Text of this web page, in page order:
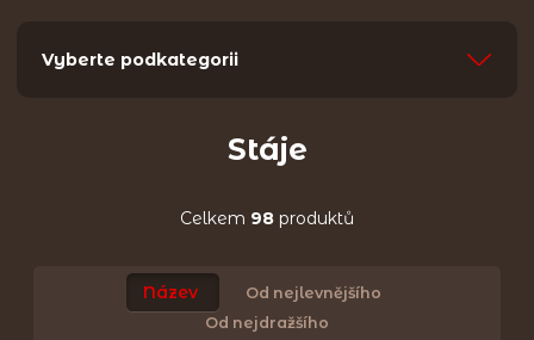
Vyberte podkategorii
Stáje
Celkem 98 produktů
Název
Od nejlevnějšího
Od nejdražšího